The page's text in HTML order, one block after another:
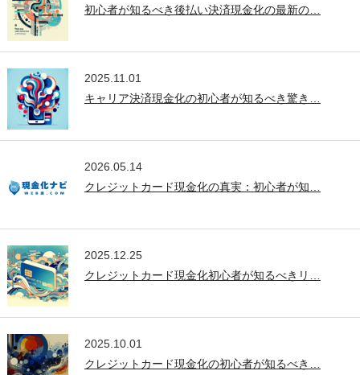
初心者が知るべき後払い決済現金化の最新の…
2025.11.01
キャリア決済現金化の初心者が知るべき驚き…
2026.05.14
クレジットカード現金化の真実：初心者が知…
2025.12.25
クレジットカード現金化初心者が知るべきリ…
2025.10.01
クレジットカード現金化の初心者が知るべき…